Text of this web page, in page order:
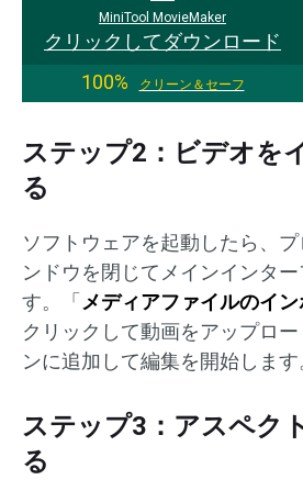
MiniTool MovieMaker
クリックしてダウンロード
100%
クリーン＆セーフ
ステップ2：ビデオを
る
ソフトウェアを起動したら、
ンドウを閉じてメインインタ
す。「 メディアファイルのイン
クリックして動画をアップロ
ンに追加して編集を開始します
ステップ3：アスペク
る